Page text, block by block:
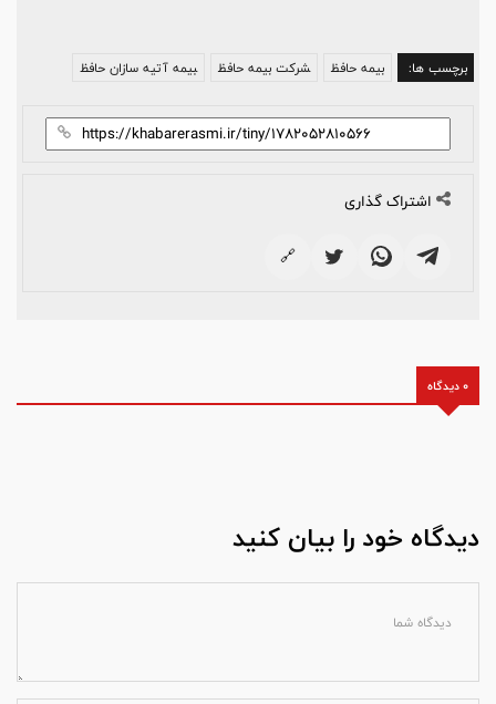
برچسب ها: بیمه حافظ شرکت بیمه حافظ بیمه آتیه سازان حافظ
اشتراک گذاری
🔗
0 دیدگاه
دیدگاه خود را بیان کنید